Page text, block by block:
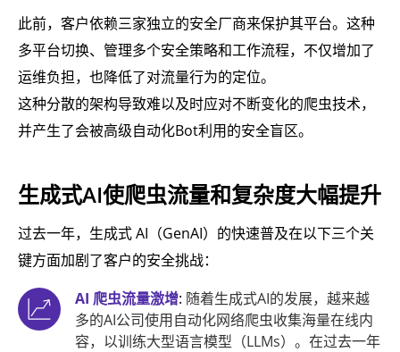
此前，客户依赖三家独立的安全厂商来保护其平台。这种
多平台切换、管理多个安全策略和工作流程，不仅增加了
运维负担，也降低了对流量行为的定位。
这种分散的架构导致难以及时应对不断变化的爬虫技术，
并产生了会被高级自动化Bot利用的安全盲区。
生成式AI使爬虫流量和复杂度大幅提升
过去一年，生成式 AI（GenAI）的快速普及在以下三个关
键方面加剧了客户的安全挑战：
AI 爬虫流量激增: 随着生成式AI的发展，越来越
多的AI公司使用自动化网络爬虫收集海量在线内
容，以训练大型语言模型（LLMs）。在过去一年